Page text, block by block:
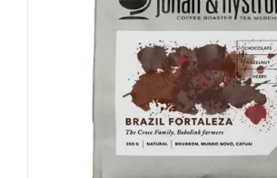
Brazil Fortaleza 250g